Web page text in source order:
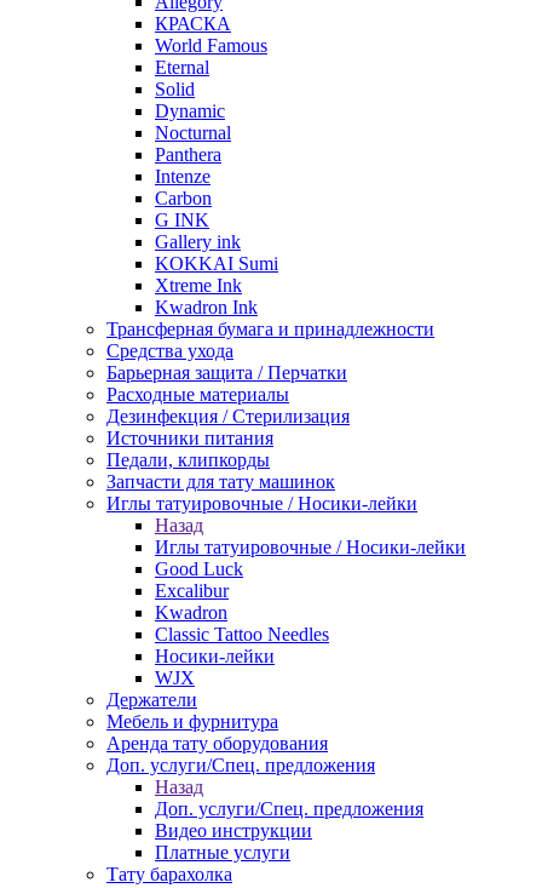
КРАСКА
World Famous
Eternal
Solid
Dynamic
Nocturnal
Panthera
Intenze
Carbon
G INK
Gallery ink
KOKKAI Sumi
Xtreme Ink
Kwadron Ink
Трансферная бумага и принадлежности
Средства ухода
Барьерная защита / Перчатки
Расходные материалы
Дезинфекция / Стерилизация
Источники питания
Педали, клипкорды
Запчасти для тату машинок
Иглы татуировочные / Носики-лейки
Назад
Иглы татуировочные / Носики-лейки
Good Luck
Excalibur
Kwadron
Classic Tattoo Needles
Носики-лейки
WJX
Держатели
Мебель и фурнитура
Аренда тату оборудования
Доп. услуги/Спец. предложения
Назад
Доп. услуги/Спец. предложения
Видео инструкции
Платные услуги
Тату барахолка